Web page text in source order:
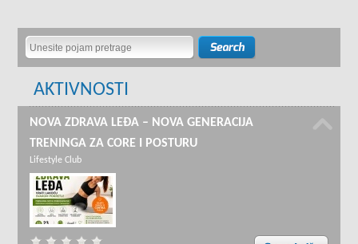
AKTIVNOSTI
NOVA ZDRAVA LEĐA – NOVA GENERACIJA
TRENINGA ZA CORE I POSTURU
Lifestyle Club